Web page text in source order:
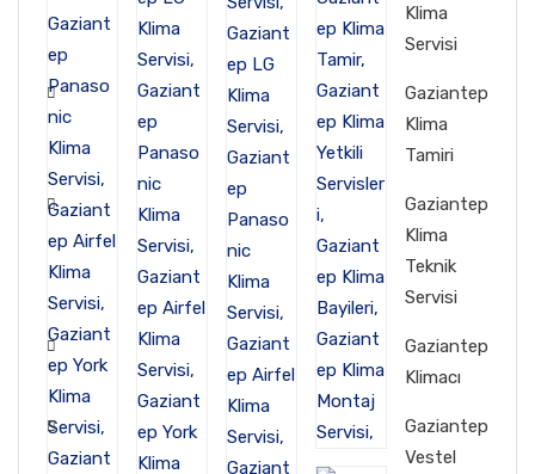
Klima
Servisi
Gaziantep
Klima
Tamiri
Gaziantep
Klima
Teknik
Servisi
Gaziantep
Klimacı
Gaziantep
Vestel